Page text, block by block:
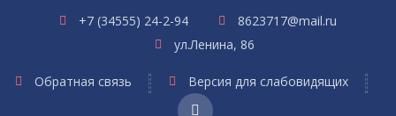
+7 (34555) 24-2-94
8623717@mail.ru
ул.Ленина, 86
Обратная связь Версия для слабовидящих